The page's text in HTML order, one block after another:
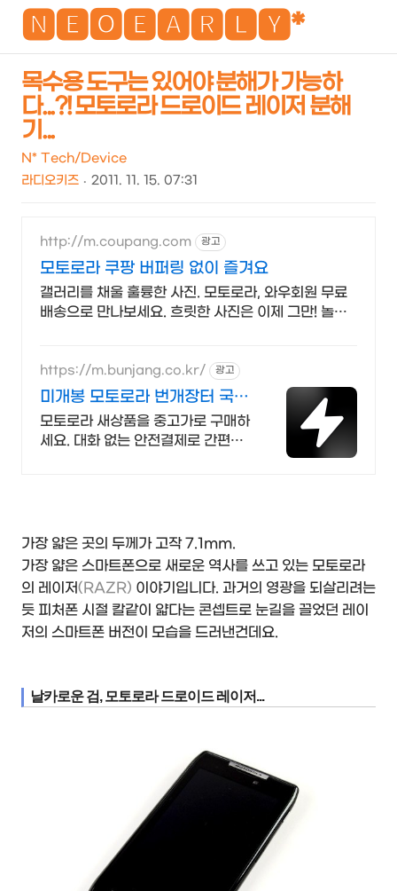
🅽🅴🅾🅴🅰🆁🅻🆈*
검
목수용 도구는 있어야 분해가 가능하
다...?! 모토로라 드로이드 레이저 분해
기...
N* Tech/Device
라디오키즈
2011. 11. 15. 07:31
http://m.coupang.com 광고
모토로라 쿠팡 버퍼링 없이 즐겨요
갤러리를 채울 훌륭한 사진. 모토로라, 와우회원 무료
배송으로 만나보세요. 흐릿한 사진은 이제 그만! 놀라
https://m.bunjang.co.kr/ 광고
미개봉 모토로라 번개장터 국내
최대 브랜드 중고거래
모토로라 새상품을 중고가로 구매하
세요. 대화 없는 안전결제로 간편하
가장 얇은 곳의 두께가 고작 7.1mm.
가장 얇은 스마트폰으로 새로운 역사를 쓰고 있는 모토로라
의 레이저(RAZR) 이야기입니다. 과거의 영광을 되살리려는
듯 피처폰 시절 칼같이 얇다는 콘셉트로 눈길을 끌었던 레이
저의 스마트폰 버전이 모습을 드러낸건데요.
날카로운 검, 모토로라 드로이드 레이저...